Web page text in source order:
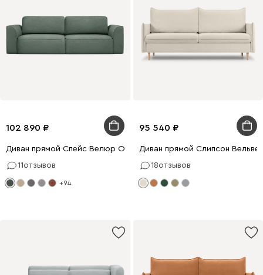
102 890
Диван прямой Спейс Велюр Оливковый
11отзывов
+94
95 540
Диван прямой Слипсон
18отзывов